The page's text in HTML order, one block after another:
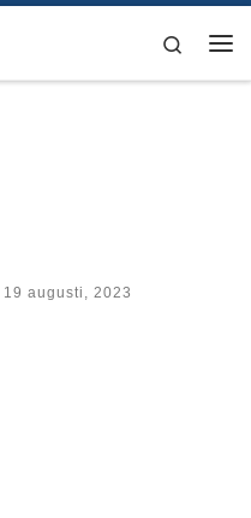
Search
19 augusti, 2023